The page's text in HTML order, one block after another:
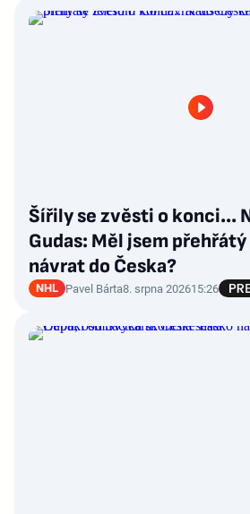
Šířily se zvěsti o konci...
Gudas: Měl jsem
návrat do Česka?
NHL Pavel Bárta8. srpna 202615:26